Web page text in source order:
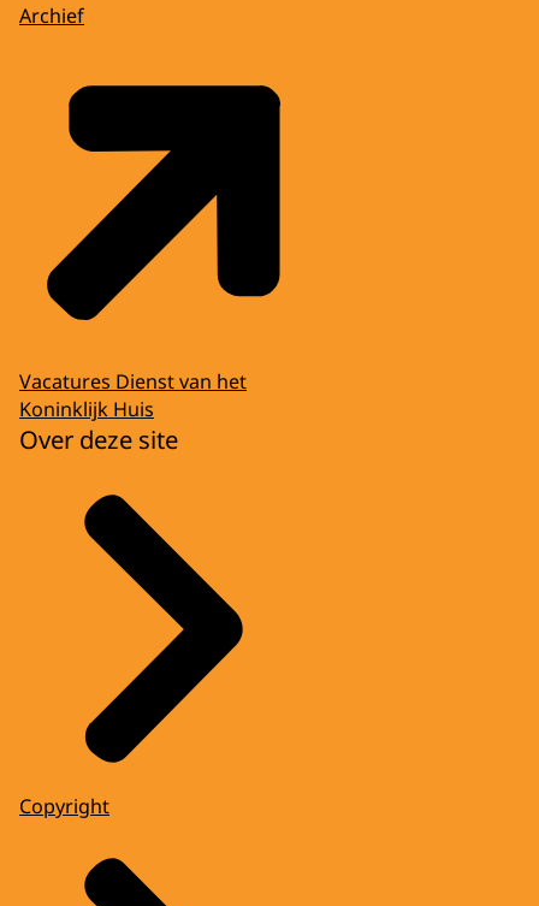
Archief
Vacatures Dienst van het
Koninklijk Huis
Over deze site
Copyright